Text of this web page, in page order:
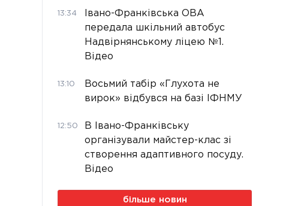
13:34
Івано-Франківська ОВА
передала шкільний автобус
Надвірнянському ліцею №1.
Відео
13:10
Восьмий табір «Глухота не
вирок» відбувся на базі ІФНМУ
12:50
В Івано-Франківську
організували майстер-клас зі
створення адаптивного посуду.
Відео
більше новин